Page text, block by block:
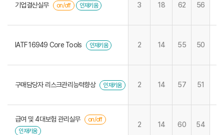
기업결산실무 on/off 인재키움 3 18 62 56
IATF 16949 Core Tools 인재키움 2 14 55 50
구매담당자 리스크관리능력향상 인재키움 2 14 57 51
급여 및 4대보험 관리실무
on/off
인재키움
2 14 60 54